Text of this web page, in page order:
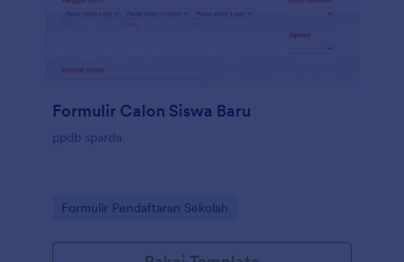
Formulir Calon Siswa Baru
ppdb sparda
Go to Category:
Formulir Pendaftaran Sekolah